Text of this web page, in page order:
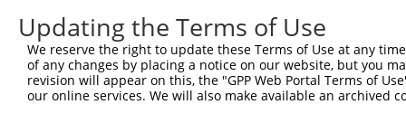
Updating the Terms of Use
We reserve the right to update these Terms of Use at any
of any changes by placing a notice on our website, but you
revision will appear on this, the "GPP Web Portal Terms of
our online services. We will also make available an archived